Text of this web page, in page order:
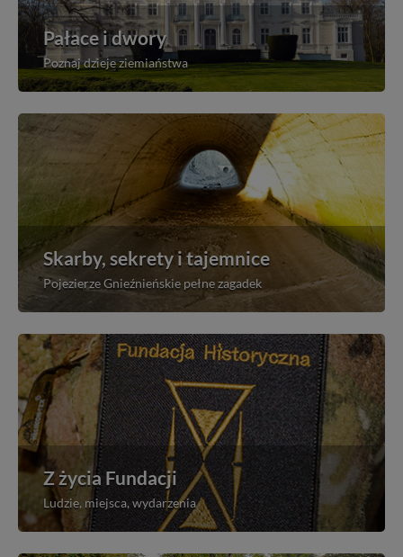
Pałace i dwory
Poznaj dzieje ziemiaństwa
Skarby, sekrety i tajemnice
Pojezierze Gnieźnieńskie pełne zagadek
Z życia Fundacji
Ludzie, miejsca, wydarzenia